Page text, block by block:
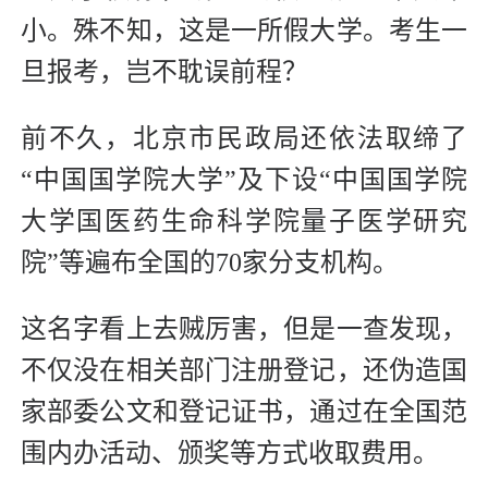
小。殊不知，这是一所假大学。考生一
旦报考，岂不耽误前程？
前不久，北京市民政局还依法取缔了
“中国国学院大学”及下设“中国国学院
大学国医药生命科学院量子医学研究
院”等遍布全国的70家分支机构。
这名字看上去贼厉害，但是一查发现，
不仅没在相关部门注册登记，还伪造国
家部委公文和登记证书，通过在全国范
围内办活动、颁奖等方式收取费用。